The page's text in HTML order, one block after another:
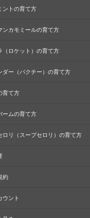
ントの育て方
ンカモミールの育て方
（ロケット）の育て方
ダー（パクチー）の育て方
育て方
ームの育て方
ロリ（スープセロリ）の育て方
約
ウント